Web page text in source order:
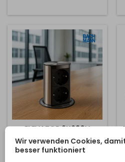
österreichischen und
der SCHUKO-Norm
ELEVATOR 2X230V
STECKDOSE SCHUKO /
EDELSTAHL
Der Elevator
Wir verwenden Cookies,
besser funktioniert